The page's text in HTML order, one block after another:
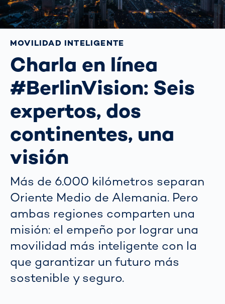
MOVILIDAD INTELIGENTE
Charla en línea
#BerlinVision: Seis
expertos, dos
continentes, una
visión
Más de 6.000 kilómetros separan
Oriente Medio de Alemania. Pero
ambas regiones comparten una
misión: el empeño por lograr una
movilidad más inteligente con la
que garantizar un futuro más
sostenible y seguro.